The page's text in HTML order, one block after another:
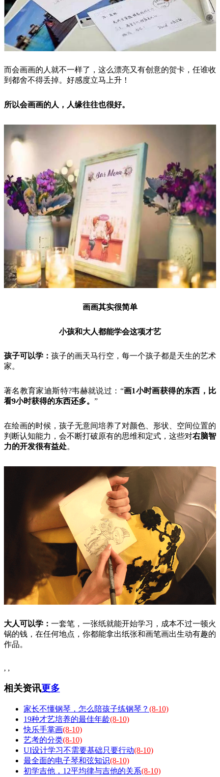
而会画画的人就不一样了，这么漂亮又有创意的贺卡，任谁收
到都舍不得丢掉。好感度立马上升！
所以会画画的人，人缘往往也很好。
画画其实很简单
小孩和大人都能学会这项才艺
孩子可以学： 孩子的画天马行空，每一个孩子都是天生的艺术
家。
著名教育家迪斯特?韦赫就说过：“画1小时画获得的东西，比
看9小时获得的东西还多。 ”
在绘画的时候，孩子无意间培养了对颜色、形状、空间位置的
判断认知能力，会不断打破原有的思维和定式，这些对右脑智
力的开发很有益处。
大人可以学： 一套笔，一张纸就能开始学习，成本不过一顿火
锅的钱，在任何地点，你都能拿出纸张和画笔画出生动有趣的
作品。
, ,
相关资讯更多
家长不懂钢琴，怎么陪孩子练钢琴？ (8-10)
19种才艺培养的最佳年龄(8-10)
快乐手掌画(8-10)
艺考的分类(8-10)
UI设计学习不需要基础只要行动(8-10)
最全面的电子琴和弦知识(8-10)
初学吉他，12平均律与吉他的关系(8-10)